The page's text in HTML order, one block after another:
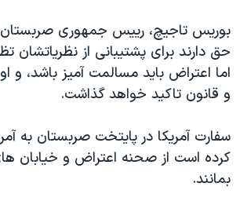
آرشیو پخش زنده
مجموعه مستندهای دادخواهی
تریبونال مردمی آبان ۹۸
دادگاه حمید نوری
قانون شفافیت دارائی کادر رهبری ایران
بوریس تاجیچ، رییس جمهوری
حق دارند برای پشتیبانی از نظریاتشان
اما اعتراض باید مسالمت آمیز باشد، و
و قانون تاکید خواهد گذاشت.
سفارت آمریکا در پایتخت صربستان به
کرده است از صحنه اعتراض و خیابان
بمانند.